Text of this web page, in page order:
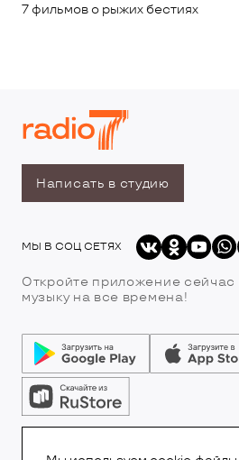
7 фильмов о рыжих бестиях
Написать в студию
МЫ В СОЦ СЕТЯХ
Откройте приложение сейчас
музыку на все времена!